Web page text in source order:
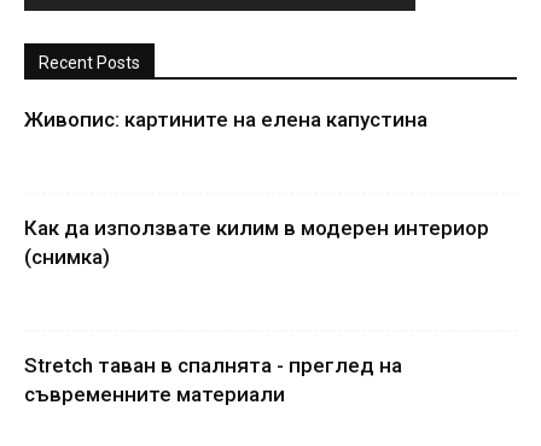
Recent Posts
Живопис: картините на елена капустина
Как да използвате килим в модерен интериор
(снимка)
Stretch таван в спалнята - преглед на
съвременните материали